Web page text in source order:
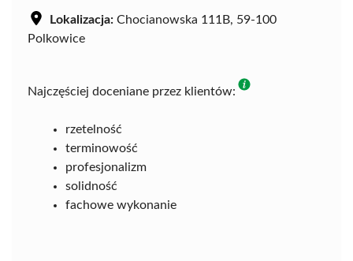
Lokalizacja: Chocianowska 111B, 59-100
Polkowice
Najczęściej doceniane przez klientów:
rzetelność
terminowość
profesjonalizm
solidność
fachowe wykonanie